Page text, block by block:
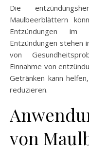
Die
Maulbeerblättern
Entzündungen im
Entzündungen stehen
von
Einnahme von
Getränken kann
reduzieren.
von